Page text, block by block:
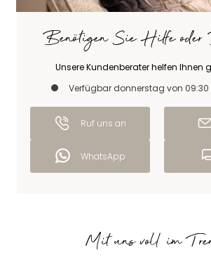
Benötigen Sie Hilfe oder
Unsere Kundenberater helfen Ihnen
Verfügbar donnerstag von 09:30
Ruf uns an
WhatsApp
Mit uns voll im